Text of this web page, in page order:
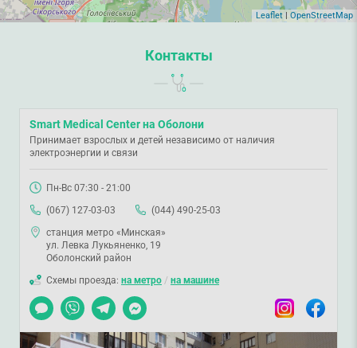
Leaflet| OpenStreetMap
Контакты
Smart Medical Center на Оболони
Принимает взрослых и детей независимо от наличия
электроэнергии и связи
Пн-Вс 07:30 - 21:00
(067) 127-03-03
(044) 490-25-03
станция метро «Минская»
ул. Левка Лукьяненко, 19
Оболонский район
Схемы проезда: на метро / на машине
Чат
Viber TelegramMessenger InstagramFacebook